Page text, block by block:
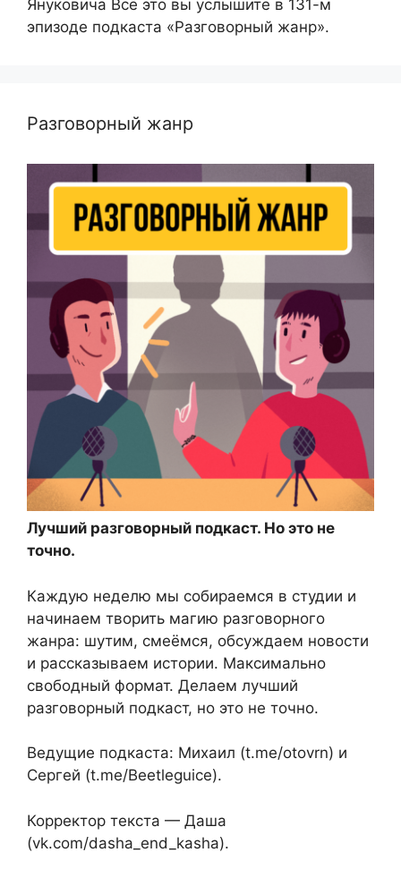
Януковича Всё это вы услышите в 131-м
эпизоде подкаста «Разговорный жанр».
Разговорный жанр
Лучший разговорный подкаст. Но это не
точно.
Каждую неделю мы собираемся в студии и
начинаем творить магию разговорного
жанра: шутим, смеёмся, обсуждаем новости
и рассказываем истории. Максимально
свободный формат. Делаем лучший
разговорный подкаст, но это не точно.
Ведущие подкаста: Михаил (t.me/otovrn) и
Сергей (t.me/Beetleguice).
Корректор текста — Даша
(vk.com/dasha_end_kasha).